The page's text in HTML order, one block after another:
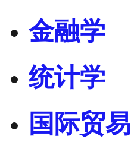
金融学
统计学
国际贸易